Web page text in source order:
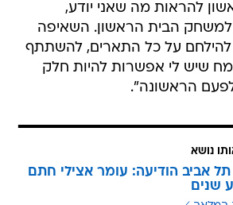
להראות מה שאני יודע,
הבית הראשון. השאיפה
על כל התארים, להשתתף
שיש לי אפשרות להיות חלק
הראשונה".
נושא
אביב הודיעה: עומר אצילי חתם
שנים